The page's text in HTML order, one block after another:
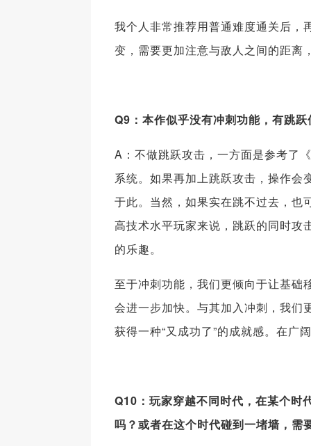
我个人非常推荐用普通难度通关后，
变，需要更加注意与敌人之间的距离
Q9：本作似乎没有冲刺功能，有跳
A：不做跳跃攻击，一方面是参考了
系统。如果再加上跳跃攻击，操作会
于此。当然，如果实在跳不过去，也
高技术水平玩家来说，跳跃的同时攻
的乐趣。
至于冲刺功能，我们更倾向于让基础
会进一步加快。与其加入冲刺，我
获得一种“又成功了”的成就感。在广
Q10：玩家穿越不同时代，在某个时
吗？或者在这个时代碰到一堵墙，需